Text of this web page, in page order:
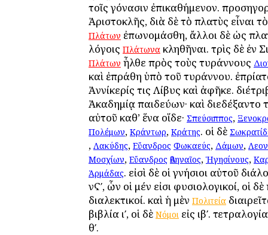
τοῖς γόνασιν ἐπικαθήμενον.
Ἀριστοκλῆς, διὰ δὲ τὸ πλατὺς εἶναι
Πλάτων ἐπωνομάσθη, ἄλλοι δὲ ὡς
λόγοις Πλάτωνα κληθῆναι. τρὶς δὲ ἐν
Πλάτων ἦλθε πρὸς τοὺς τυράννους
καὶ ἐπράθη ὑπὸ τοῦ τυράννου.
Ἀννίκερίς τις Λίβυς καὶ ἀφῆκε.
Ἀκαδημίᾳ παιδεύων· καὶ διεδέξαντο
αὐτοῦ καθ’ ἕνα οἵδε· Σπεύσιππος,
Πολέμων, Κράντωρ, Κράτης. οἱ δὲ
, Λακύδης, Εὔανδρος Φωκαεύς, Δάμων,
Μοσχίων, Εὔανδρος Ἀθηναῖος, Ἡγησίνους,
Ἁρμάδας. εἰσὶ δὲ οἱ γνήσιοι αὐτοῦ
νϚʹ, ὧν οἱ μέν εἰσι φυσιολογικοί, οἱ δὲ
διαλεκτικοί. καὶ ἡ μὲν Πολιτεία
βιβλία ιʹ, οἱ δὲ Νόμοι εἰς ιβʹ.
θʹ.